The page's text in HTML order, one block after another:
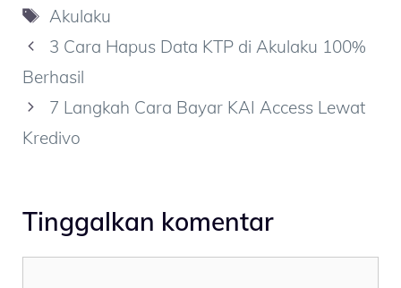
Tag
Akulaku
3 Cara Hapus Data KTP di Akulaku 100%
Berhasil
7 Langkah Cara Bayar KAI Access Lewat
Kredivo
Tinggalkan komentar